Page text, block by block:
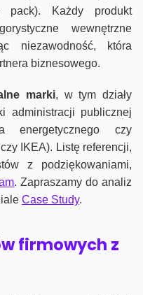
pack). Każdy produkt
wewnętrzne
niezawodność, która
biznesowego.
marki, w tym działy
administracji publicznej
energetycznego czy
IKEA). Listę referencji,
z podziękowaniami,
. Zapraszamy do analiz
Case Study.
firmowych z